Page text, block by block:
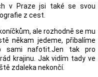
v Praze jsi také se svou
z cest.
ale rozhodně se mu
někam jedeme, přibalíme
sami nafotit.Jen tak pro
krajinu. Jak vidím tady ve
zdaleka nekončí.